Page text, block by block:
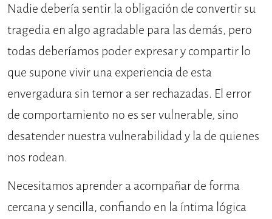
Nadie debería sentir la obligación de convertir su
tragedia en algo agradable para las demás, pero
todas deberíamos poder expresar y compartir lo
que supone vivir una experiencia de esta
envergadura sin temor a ser rechazadas. El error
de comportamiento no es ser vulnerable, sino
desatender nuestra vulnerabilidad y la de quienes
nos rodean.
Necesitamos aprender a acompañar de forma
cercana y sencilla, confiando en la íntima lógica